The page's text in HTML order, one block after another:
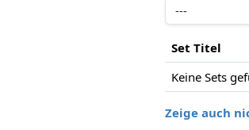
Set Titel
Keine Sets
Zeige auch